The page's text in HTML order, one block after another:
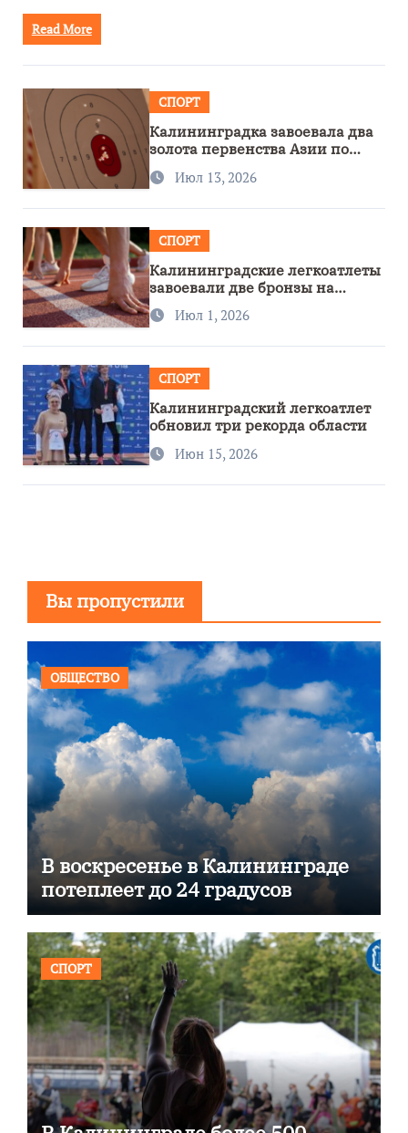
Read More
СПОРТ
Калининградка завоевала два
золота первенства Азии по
метанию ножа
Июл 13, 2026
СПОРТ
Калининградские легкоатлеты
завоевали две бронзы на
первенстве России
Июл 1, 2026
СПОРТ
Калининградский легкоатлет
обновил три рекорда области
Июн 15, 2026
Вы пропустили
ОБЩЕСТВО
В воскресенье в Калининграде
потеплеет до 24 градусов
СПОРТ